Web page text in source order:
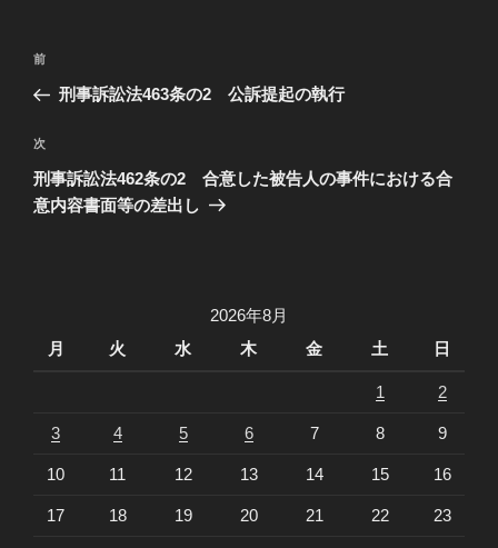
投
ビ
ゲ
ー
過
去
投
稿
前
刑事訴訟法463条の2 公訴提起の執行
次
の
投
次
刑事訴訟法462条の2 合意した被告人の事件における合
意内容書面等の差出し
2026年8月
月
火 水 木 金 土 日
1 2
3 4 5 6 7 8 9
10 11 12 13 14 15 16
17 18 19 20 21 22 23